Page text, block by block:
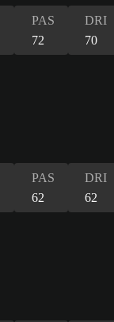
PAS
72
DRI
70
PAS
62
DRI
62